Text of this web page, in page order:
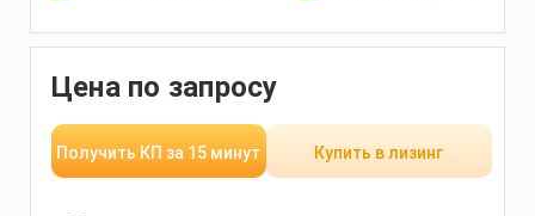
Цена по запросу
Получить КП за 15 минут Купить в лизинг